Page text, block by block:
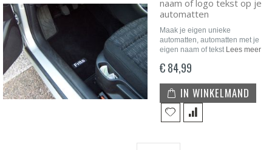
naam of logo tekst op je
automatten
Maak je eigen unieke
automatten, automatten met je
eigen naam of tekst Lees meer
€ 84,99
IN WINKELMAND